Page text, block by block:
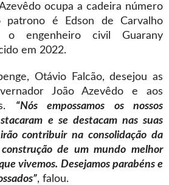
ocupa a cadeira número
patrono é Edson de Carvalho
o engenheiro civil Guarany
em 2022.
Otávio Falcão, desejou as
João Azevêdo e aos
“Nós empossamos os nossos
e se destacam nas suas
contribuir na consolidação da
de um mundo melhor
vivemos. Desejamos parabéns e
, falou.